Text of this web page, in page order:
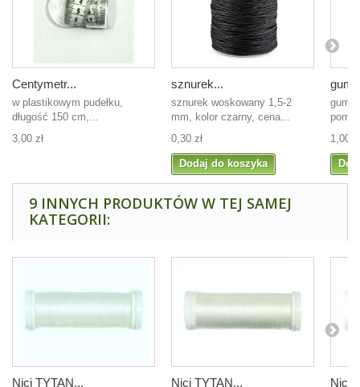
Centymetr...
w plastikowym pudełku,
długość 150 cm,...
3,00 zł
sznurek...
sznurek woskowany 1,5-2
mm, kolor czarny, cena...
0,30 zł
Dodaj do koszyka
guma
1,00
9 INNYCH PRODUKTÓW W TEJ SAMEJ
KATEGORII:
Nici TYTAN... Nici TYTAN... Nici